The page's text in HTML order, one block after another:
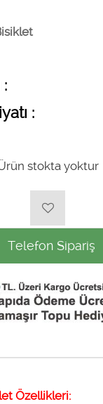
:
stokta yoktur
Telefon Sipariş
Özellikleri: